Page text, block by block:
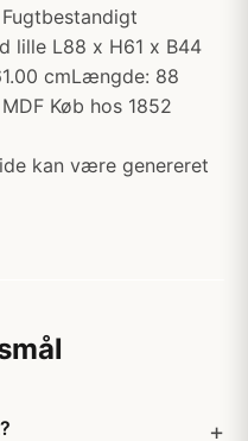
lille L88 x H61 x B44
cmLængde: 88
Køb hos 1852
kan være genereret